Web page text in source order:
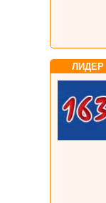
ЛИДЕР